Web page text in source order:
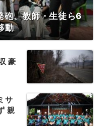
砲、教師・生徒ら6
動
豪
サ
親